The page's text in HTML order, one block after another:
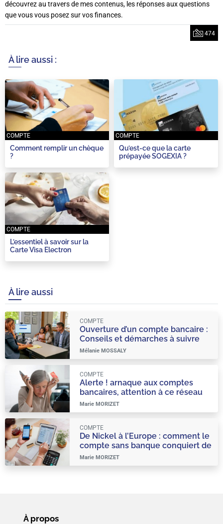
découvrez au travers de mes contenus, les réponses aux questions
que vous vous posez sur vos finances.
474
À lire aussi :
Comment remplir un chèque
?
COMPTE
Qu’est-ce que la carte
prépayée SOGEXIA ?
COMPTE
L’essentiel à savoir sur la
Carte Visa Electron
COMPTE
À lire aussi
Ouverture d’un compte bancaire :
Conseils et démarches à suivre
COMPTE
Mélanie MOSSALY
Alerte ! arnaque aux comptes
bancaires, attention à ce réseau
organisé et très viral
COMPTE
Marie MORIZET
De Nickel à l’Europe : comment le
compte sans banque conquiert de
nouveaux horizons en France !
COMPTE
Marie MORIZET
À propos